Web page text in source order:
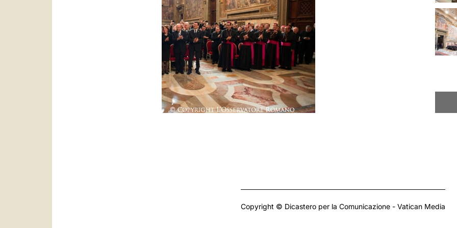
Copyright © Dicastero per la Comunicazione - Vatican Media